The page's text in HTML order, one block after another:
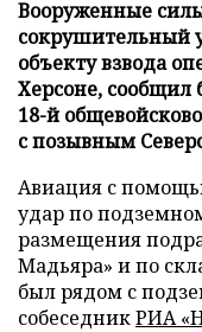
Вооруженные
сокрушительный
объекту взвода
Херсоне, сообщил
18-й
с позывным
Авиация с
удар по
размещения
Мадьяра» и по
был рядом с
собеседникРИА